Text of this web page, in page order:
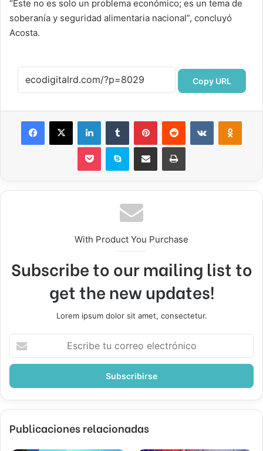
“Este no es solo un problema económico; es un tema de
soberanía y seguridad alimentaria nacional”, concluyó
Acosta.
Copy URL
Facebook
X LinkedInTumblr PinterestReddit VKontakte
Pocket Skype Compartir por correo electrónicoImprimir
With Product You Purchase
Subscribe to our mailing list to
get the new updates!
Lorem ipsum dolor sit amet, consectetur.
correo
Publicaciones relacionadas